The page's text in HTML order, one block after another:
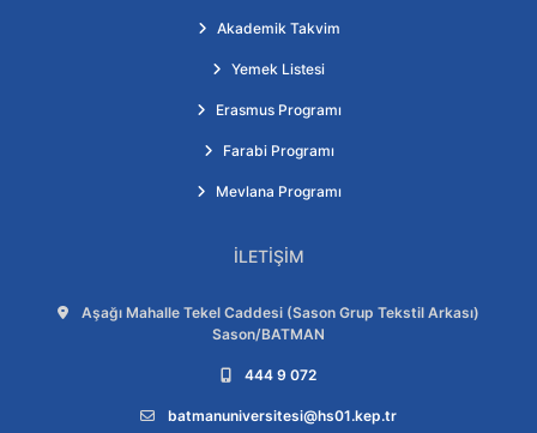
Akademik Takvim
Yemek Listesi
Erasmus Programı
Farabi Programı
Mevlana Programı
İLETIŞIM
Adres:
Aşağı Mahalle Tekel Caddesi (Sason Grup Tekstil Arkası)
Sason/BATMAN
Telefon:
444 9 072
E-posta:
batmanuniversitesi@hs01.kep.tr